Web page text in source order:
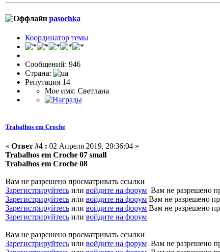
pasochka
Координатор темы
Сообщений: 946
Страна:
Репутация 14
Мое имя: Светлана
Trabalhos em Croche
« Ответ #4 : 02 Апреля 2019, 20:36:04 »
Trabalhos em Croche 07 small
Trabalhos em Croche 08
Вам не разрешено просматривать ссылки
Зарегистрируйтесь или войдите на форум Вам не разрешено
Зарегистрируйтесь или войдите на форум Вам не разрешено
Зарегистрируйтесь или войдите на форум Вам не разрешено
Зарегистрируйтесь или войдите на форум
Вам не разрешено просматривать ссылки
Зарегистрируйтесь или войдите на форум Вам не разрешено